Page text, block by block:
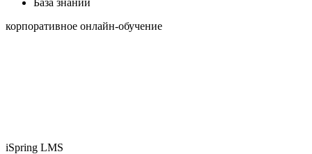
База знаний
корпоративное онлайн-обучение
iSpring LMS